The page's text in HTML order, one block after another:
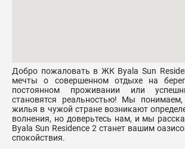
Добро пожаловать в ЖК Byala Sun
мечты о совершенном отдыхе на
постоянном проживании или
становятся реальностью! Мы
жилья в чужой стране возникают
волнения, но доверьтесь нам, и мы
Byala Sun Residence 2 станет вашим
спокойствия.